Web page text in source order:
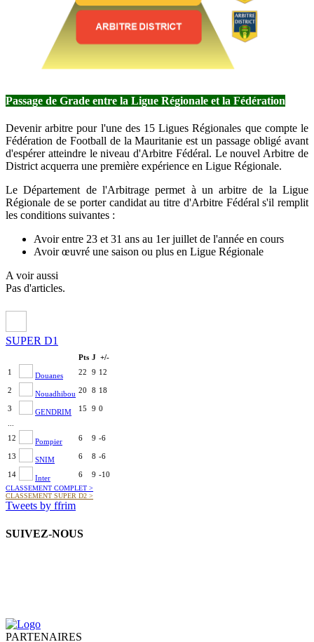
Passage de Grade entre la Ligue Régionale et la Fédération
Devenir arbitre pour l'une des 15 Ligues Régionales que compte le
Fédération de Football de la Mauritanie est un passage obligé avant
d'espérer atteindre le niveau d'Arbitre Fédéral. Le nouvel Arbitre de
District acquerra une première expérience en Ligue Régionale.
Le Département de l'Arbitrage permet à un arbitre de la Ligue
Régionale de se porter candidat au titre d'Arbitre Fédéral s'il remplit
les conditions suivantes :
Avoir entre 23 et 31 ans au 1er juillet de l'année en cours
Avoir œuvré une saison ou plus en Ligue Régionale
A voir aussi
Pas d'articles.
SUPER D1
Pts J +/-
1
Douanes 22 9 12
2 Nouadhibou 20 8 18
3 GENDRIM 15 9 0
12
Pompier 6 9 -6
13 SNIM 6 8 -6
14 Inter 6 9 -10
CLASSEMENT COMPLET >
CLASSEMENT SUPER D2 >
Tweets by ffrim
SUIVEZ-NOUS
PARTENAIRES